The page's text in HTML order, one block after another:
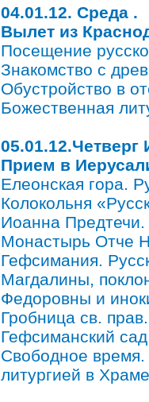
04.01.12. Среда .
Вылет из
Посещение
Знакомство с
Обустройство в
Божественная
05.01.12.Четверг
Прием в
Елеонская гора.
Колокольня
Иоанна Предтечи.
Монастырь Отче
Гефсимания.
Магдалины,
Федоровны и
Гробница св.
Гефсиманский
Свободное
литургией в